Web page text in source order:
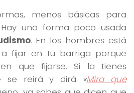
menos básicas para
una forma poco usada
. En los hombres está
fijar en tu barriga porque
que fijarse. Si la tienes
se reirá y dirá «Mira que